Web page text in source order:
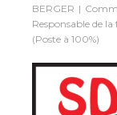
BERGER
Responsable de
(Poste à 100%)